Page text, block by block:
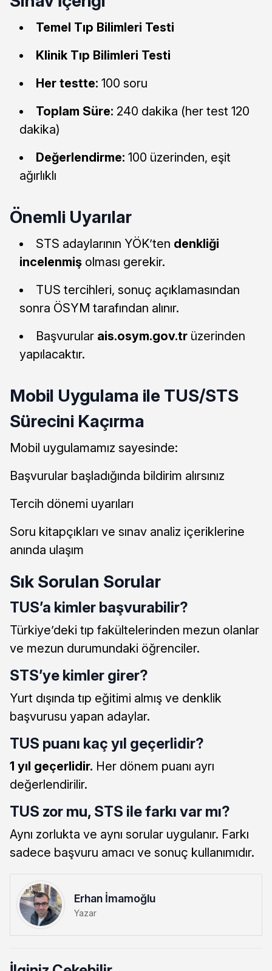
Temel Tıp Bilimleri Testi
Klinik Tıp Bilimleri Testi
Her testte: 100 soru
Toplam Süre: 240 dakika (her test 120
dakika)
Değerlendirme: 100 üzerinden, eşit
ağırlıklı
Önemli Uyarılar
STS adaylarının YÖK’ten denkliği
incelenmiş olması gerekir.
TUS tercihleri, sonuç açıklamasından
sonra ÖSYM tarafından alınır.
Başvurular ais.osym.gov.tr üzerinden
yapılacaktır.
Mobil Uygulama ile TUS/STS
Sürecini Kaçırma
Mobil uygulamamız sayesinde:
Başvurular başladığında bildirim alırsınız
Tercih dönemi uyarıları
Soru kitapçıkları ve sınav analiz içeriklerine
anında ulaşım
Sık Sorulan Sorular
TUS’a kimler başvurabilir?
Türkiye’deki tıp fakültelerinden mezun olanlar
ve mezun durumundaki öğrenciler.
STS’ye kimler girer?
Yurt dışında tıp eğitimi almış ve denklik
başvurusu yapan adaylar.
TUS puanı kaç yıl geçerlidir?
1 yıl geçerlidir. Her dönem puanı ayrı
değerlendirilir.
TUS zor mu, STS ile farkı var mı?
Aynı zorlukta ve aynı sorular uygulanır. Farkı
sadece başvuru amacı ve sonuç kullanımıdır.
Erhan İmamoğlu
Yazar